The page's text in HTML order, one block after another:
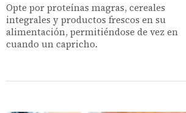
Opte por proteínas magras, cereales
integrales y productos frescos en su
alimentación, permitiéndose de vez en
cuando un capricho.